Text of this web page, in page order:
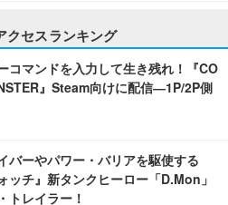
クセスランキング
コマンドを入力して生き残れ！『CO
』Steam向けに配信―1P/2P側
バーやパワー・バリアを駆使する
ッチ』新タンクヒーロー「D.Mon」
トレイラー！